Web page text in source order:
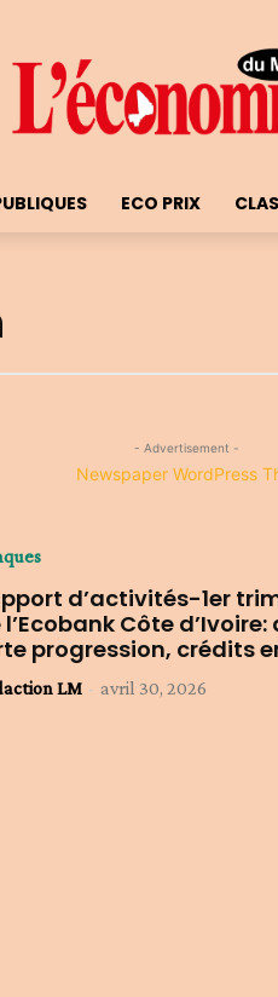
ECO PRIX
- Advertisement -
d’activités-1er
l’Ecobank Côte
progression, crédits
LM - avril 30, 2026